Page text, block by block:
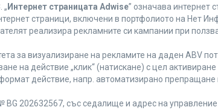
„ Интернет страницата Adwise” означава интернет
страници, включени в портфолиото на Нет
реализира рекламните си кампании при
за визуализиране на рекламите на даден ABV
на действие „клик“ (натискане) с цел
действие, напр. автоматизирано
202632567, със седалище и адрес на